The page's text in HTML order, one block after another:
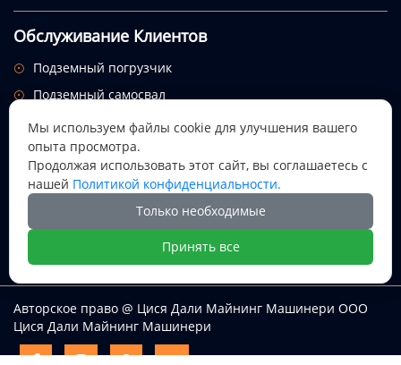
Обслуживание Клиентов
 Подземный погрузчик
 Подземный самосвал
Служебный автомобиль
Подписаться на рассылку
Посмотрим, откуда придет этот праздник.

Авторское право @ Цися Дали Майнинг Машинери ООО
Цися Дали Майнинг Машинери
Мы используем файлы cookie для улучшения вашего
опыта просмотра.
Продолжая использовать этот сайт, вы соглашаетесь с
нашей Политикой конфиденциальности.
Только необходимые
Принять все